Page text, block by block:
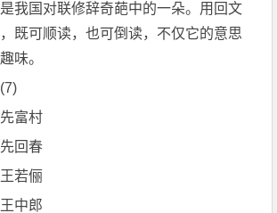
我国对联修辞奇葩中的一朵。用回文
既可顺读，也可倒读，不仅它的意思
味。
富村
回春
若俪
中郎